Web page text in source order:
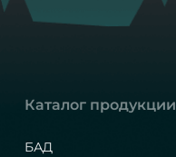
Каталог продукции
БАД